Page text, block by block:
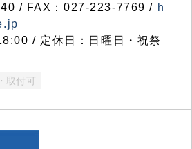
/ FAX：027-223-7769 / h
/ 定休日：日曜日・祝祭
取付可